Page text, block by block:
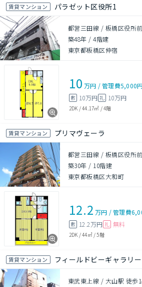
賃貸マンション パラゼット区役所1
都営三田線 / 板橋区役所
築48年 /4階建
東京都板橋区仲宿
10 万円 /管理費5,000
敷 10万円 礼 10万円
2DK /44.17㎡ /4階
賃貸マンション プリマヴェーラ
都営三田線 / 板橋区役所
築30年 / 10階建
東京都板橋区大和町
12.2 万円 /管理費
敷 12.2万円 礼 無料
2DK /44㎡/5階
賃貸マンション フィールドビーギャラリー
東武東上線 / 大山駅 徒歩